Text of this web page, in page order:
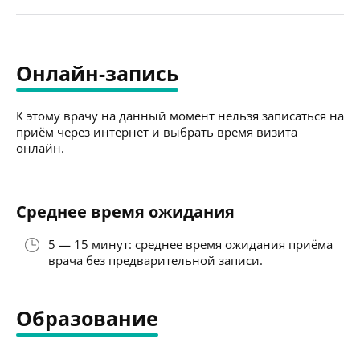
Онлайн-запись
К этому врачу на данный момент нельзя записаться на
приём через интернет и выбрать время визита
онлайн.
Среднее время ожидания
5 — 15 минут: среднее время ожидания приёма
врача без предварительной записи.
Образование